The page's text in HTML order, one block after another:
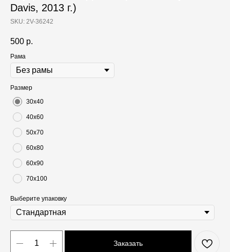
Davis, 2013 г.)
SKU: 2V-36242
500 р.
Рама
Размер
30х40
40х60
50х70
60х80
60х90
70х100
Выберите упаковку
Заказать